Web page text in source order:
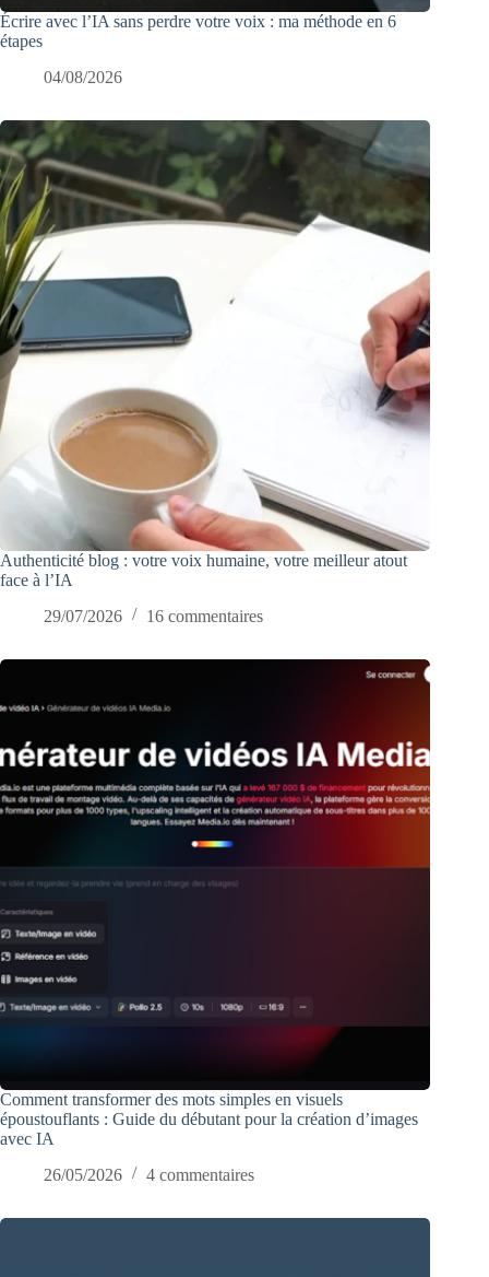
Écrire avec l’IA sans perdre votre voix : ma méthode en 6
étapes
04/08/2026
Authenticité blog : votre voix humaine, votre meilleur atout
face à l’IA
29/07/2026
16 commentaires
Comment transformer des mots simples en visuels
époustouflants : Guide du débutant pour la création d’images
avec IA
26/05/2026
4 commentaires